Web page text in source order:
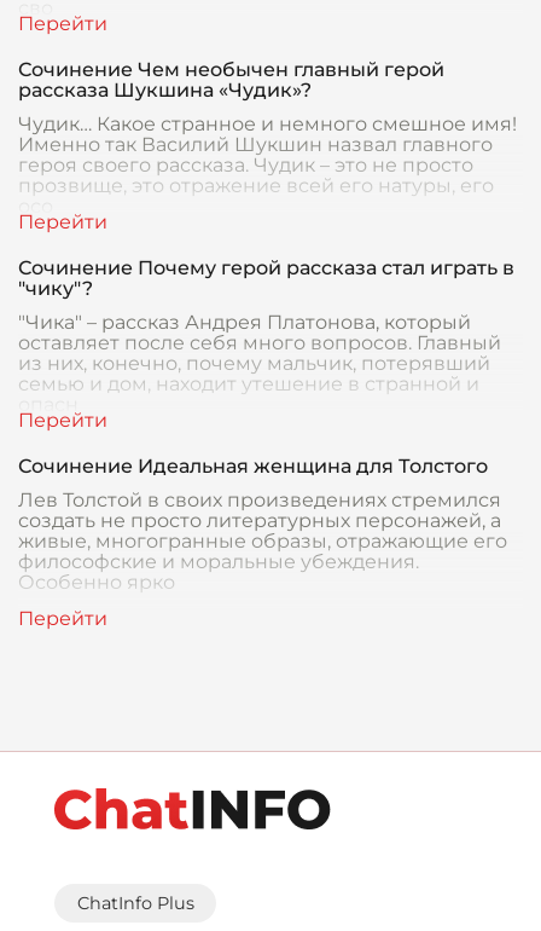
Сочинение Чем необычен главный герой
рассказа Шукшина «Чудик»?
Чудик… Какое странное и немного смешное имя!
Именно так Василий Шукшин назвал главного
героя своего рассказа. Чудик – это не просто
прозвище, это отражение всей его натуры, его
Сочинение Почему герой рассказа стал играть в
"чику"?
"Чика" – рассказ Андрея Платонова, который
оставляет после себя много вопросов. Главный
из них, конечно, почему мальчик, потерявший
семью и дом, находит утешение в странной и
Сочинение Идеальная женщина для Толстого
Лев Толстой в своих произведениях стремился
создать не просто литературных персонажей, а
живые, многогранные образы, отражающие его
философские и моральные убеждения.
Особенно ярко
ChatInfo Plus